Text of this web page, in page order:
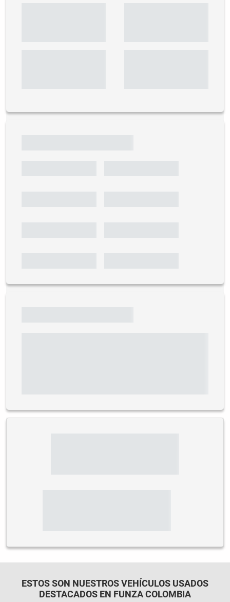
ESTOS SON NUESTROS VEHÍCULOS USADOS
DESTACADOS EN FUNZA COLOMBIA